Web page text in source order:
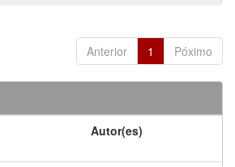
Anterior 1 Póximo
Autor(es)